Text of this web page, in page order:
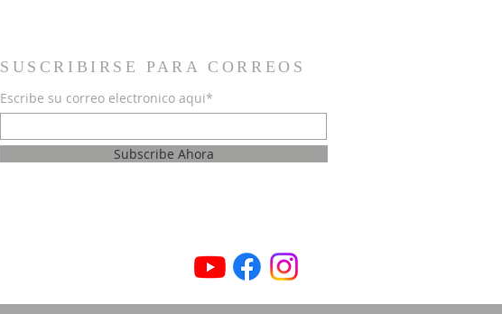
SUSCRIBIRSE PARA CORREOS
Escribe su correo electronico aqui*
Subscribe Ahora